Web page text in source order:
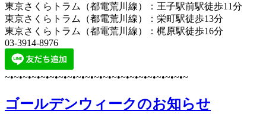
東京さくらトラム（都電荒川線）：王子駅前駅徒歩11分
東京さくらトラム（都電荒川線）：栄町駅徒歩13分
東京さくらトラム（都電荒川線）：梶原駅徒歩16分
03-3914-8976
~•~•~•~•~•~•~•~•~•~•~•~•~•~•~•~•~•~•~•~•~
ゴールデンウィークのお知らせ